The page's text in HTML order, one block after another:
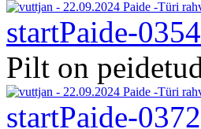
startPaide-0354
Pilt on
startPaide-0372